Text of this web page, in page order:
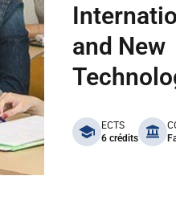
and New
benefits
ECTS
6 crédits